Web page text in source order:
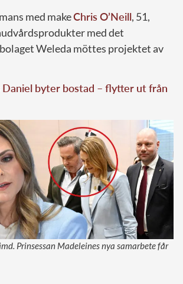
med makeChris O’Neill, 51,
med det
Weleda möttes projektet av
Daniel byter bostad – flytter ut från
Prinsessan Madeleines nya samarbete får